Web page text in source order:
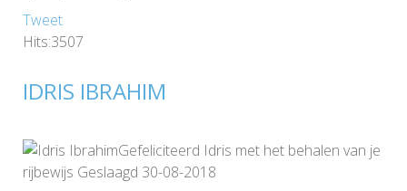
Tweet
Hits:3507
IDRIS IBRAHIM
Gefeliciteerd Idris met het behalen van je
rijbewijs Geslaagd 30-08-2018